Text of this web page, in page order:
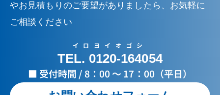
やお見積もりのご要望がありましたら、お気軽に
ご相談ください
イロヨイオゴシ
TEL. 0120-164054
■ 受付時間 / 8：00 ～ 17：00（平日）